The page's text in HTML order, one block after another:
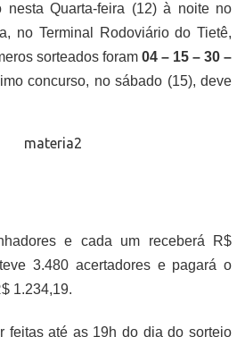
nesta Quarta-feira (12) à noite no
no Terminal Rodoviário do Tietê,
sorteados foram 04 – 15 – 30 –
concurso, no sábado (15), deve
e cada um receberá R$
3.480 acertadores e pagará o
1.234,19.
feitas até as 19h do dia do sorteio